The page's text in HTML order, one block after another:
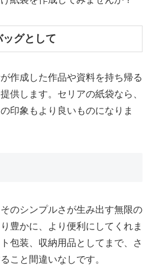
グとして
作成した作品や資料を持ち帰る
供します。セリアの紙袋なら、
印象もより良いものになりま
のシンプルさが生み出す無限の
豊かに、より便利にしてくれま
包装、収納用品としてまで、さ
こと間違いなしです。